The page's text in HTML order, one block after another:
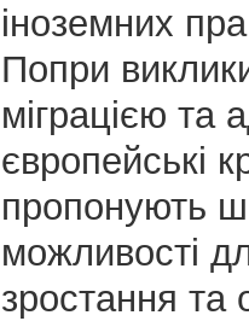
іноземних
Попри
міграцією та
європейські
пропонують
можливості
зростання та